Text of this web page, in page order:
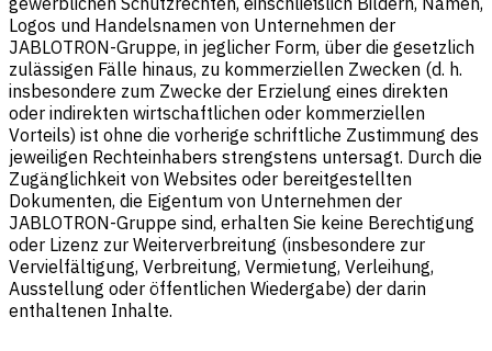
Logos und Handelsnamen von Unternehmen der
JABLOTRON-Gruppe, in jeglicher Form, über die gesetzlich
zulässigen Fälle hinaus, zu kommerziellen Zwecken (d. h.
insbesondere zum Zwecke der Erzielung eines direkten
oder indirekten wirtschaftlichen oder kommerziellen
Vorteils) ist ohne die vorherige schriftliche Zustimmung des
jeweiligen Rechteinhabers strengstens untersagt. Durch die
Zugänglichkeit von Websites oder bereitgestellten
Dokumenten, die Eigentum von Unternehmen der
JABLOTRON-Gruppe sind, erhalten Sie keine Berechtigung
oder Lizenz zur Weiterverbreitung (insbesondere zur
Vervielfältigung, Verbreitung, Vermietung, Verleihung,
Ausstellung oder öffentlichen Wiedergabe) der darin
enthaltenen Inhalte.